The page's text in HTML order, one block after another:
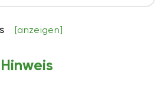
[anzeigen]